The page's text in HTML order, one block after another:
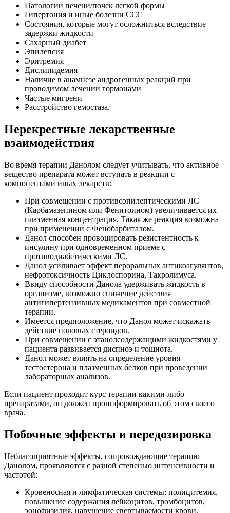
Патологии печени/почек легкой формы
Гипертония и иные болезни ССС
Состояния, которые могут осложниться вследствие
задержки жидкости
Сахарный диабет
Эпилепсия
Эритремия
Дислипидемия
Наличие в анамнезе андрогенных реакций при
проводимом лечении гормонами
Частые мигрени
Расстройство гемостаза.
Перекрестные лекарственные
взаимодействия
Во время терапии Данолом следует учитывать, что активное
вещество препарата может вступать в реакции с
компонентами иных лекарств:
При совмещении с противоэпилептическими ЛС
(Карбамазепином или Фенитоином) увеличивается их
плазменная концентрация. Такая же реакция возможна
при применении с Фенобарбиталом.
Данол способен провоцировать резистентность к
инсулину при одновременном приеме с
противодиабетическими ЛС.
Данол усиливает эффект пероральных антикоагулянтов,
нефротоксичность Циклоспорина, Такролимуса.
Ввиду способности Данола удерживать жидкость в
организме, возможно снижение действия
антигипертензивных медикаментов при совместной
терапии.
Имеется предположение, что Данол может искажать
действие половых стероидов.
При совмещении с этанолсодержащими жидкостями у
пациента развивается диспноэ и тошнота.
Данол может влиять на определение уровня
тестостерона и плазменных белков при проведении
лабораторных анализов.
Если пациент проходит курс терапии какими-либо
препаратами, он должен проинформировать об этом своего
врача.
Побочные эффекты и передозировка
Неблагоприятные эффекты, сопровождающие терапию
Данолом, проявляются с разной степенью интенсивности и
частотой:
Кровеносная и лимфатическая системы: полицитемия,
повышение содержания лейкоцитов, тромбоцитов,
эонофизилия, нарушение свертываемости крови,